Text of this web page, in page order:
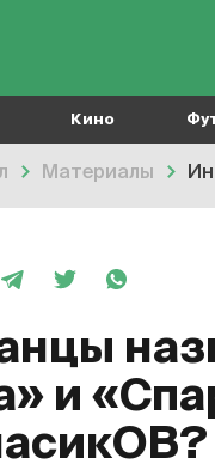
Кино
Материалы
и